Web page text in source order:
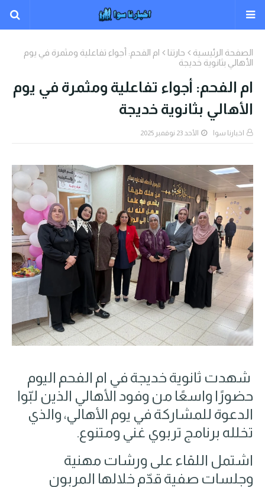
الصفحة الرئيسية حارتنا
ام الفحم: أجواء تفاعلية ومثمرة في يوم
الأهالي بثانوية خديجة
ام الفحم: أجواء تفاعلية ومثمرة في يوم
الأهالي بثانوية خديجة
اخبارنا سوا الأحد 23 نوفمبر 2025
شهدت ثانوية خديجة في ام الفحم اليوم
حضورًا واسعًا من وفود الأهالي الذين لبّوا
الدعوة للمشاركة في يوم الأهالي، والذي
تخلله برنامج تربوي غني ومتنوع.
اشتمل اللقاء على ورشات مهنية
وجلسات صفية قدّم خلالها المربون